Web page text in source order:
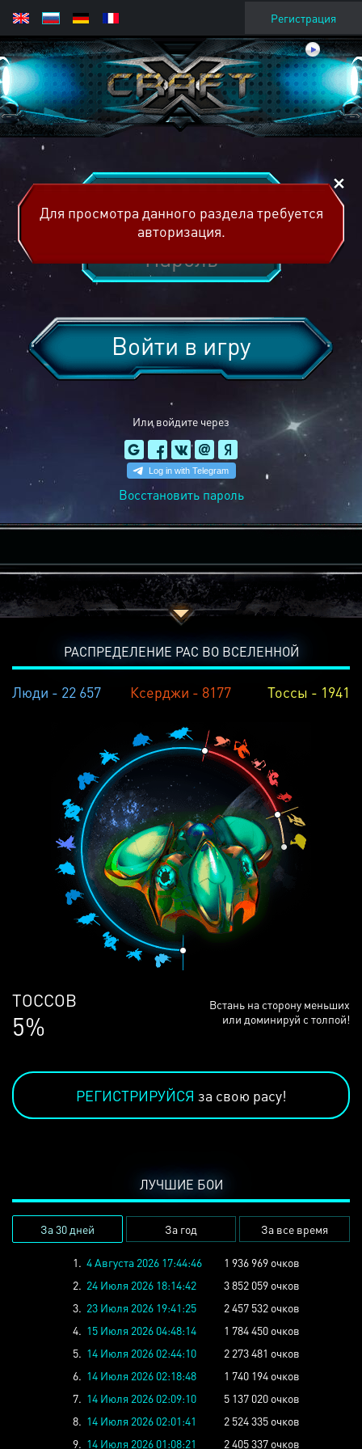
Регистрация
Или войдите через
Войти в игру
Восстановить пароль
Для просмотра данного раздела требуется
авторизация.
РАСПРЕДЕЛЕНИЕ РАС ВО ВСЕЛЕННОЙ
Люди - 22 657 Ксерджи - 8177 Тоссы - 1941
ЛЮДЕЙ
69%
Встань на сторону меньших
или доминируй с толпой!
РЕГИСТРИРУЙСЯ за свою расу!
ЛУЧШИЕ БОИ
За 30 дней За год За все время
1. 4 Августа 2026 17:44:46
1 936 969 очков
2. 24 Июля 2026 18:14:42
3 852 059 очков
3. 23 Июля 2026 19:41:25
2 457 532 очков
4. 15 Июля 2026 04:48:14
1 784 450 очков
5. 14 Июля 2026 02:44:10
2 273 481 очков
6. 14 Июля 2026 02:18:48
1 740 194 очков
7. 14 Июля 2026 02:09:10
5 137 020 очков
8. 14 Июля 2026 02:01:41
2 524 335 очков
9. 14 Июля 2026 01:08:21 2 405 337 очков